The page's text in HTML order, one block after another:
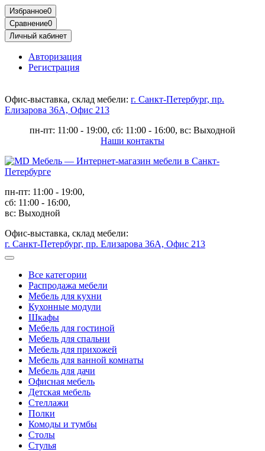
Избранное0
Сравнение0
Личный кабинет
Авторизация
Регистрация
Офис-выставка, склад мебели: г. Санкт-Петербург, пр.
Елизарова 36А, Офис 213
пн-пт: 11:00 - 19:00, сб: 11:00 - 16:00, вс: Выходной
Наши контакты
пн-пт: 11:00 - 19:00,
сб: 11:00 - 16:00,
вс: Выходной
Офис-выставка, склад мебели:
г. Санкт-Петербург, пр. Елизарова 36А, Офис 213
Все категории
Распродажа мебели
Мебель для кухни
Кухонные модули
Шкафы
Мебель для гостиной
Мебель для спальни
Мебель для прихожей
Мебель для ванной комнаты
Мебель для дачи
Офисная мебель
Детская мебель
Стеллажи
Полки
Комоды и тумбы
Столы
Стулья